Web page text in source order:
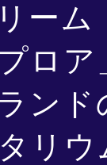
ー
ロ
ン
リ